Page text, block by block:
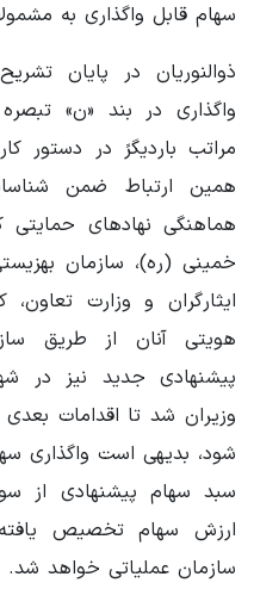
سهام قابل واگذاری به
ذوالنوریان در پایان
مراتب باردیگرً در دستور
همین ارتباط ضمن
هماهنگی نهادهای حمایتی
خمینی (ره)، سازمان
ایثارگران و وزارت
هویتی آنان از طریق
پیشنهادی جدید نیز در
وزیران شد تا اقدامات بعدی
شود، بدیهی است واگذاری
سبد سهام پیشنهادی از
ارزش سهام تخصیص
سازمان عملیاتی خواهد شد.